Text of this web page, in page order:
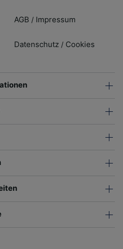
AGB / Impressum
Datenschutz / Cookies